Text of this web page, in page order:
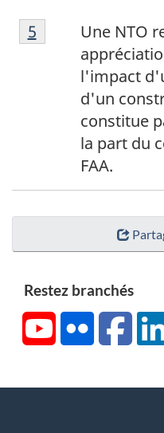
N
o
d
e
Une NTO
l'impact
d'un
constitue
la part du
FAA.
Retour à la
5
Restez branchés
YouTubeFlickr